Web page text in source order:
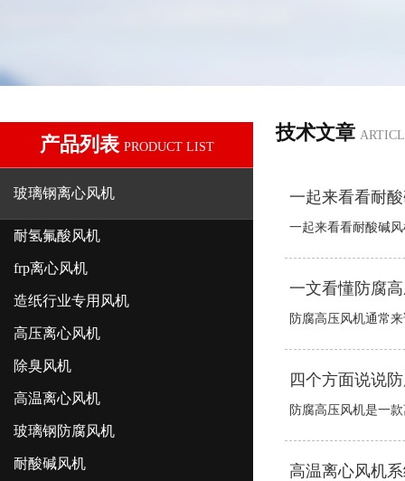
产品列表 PRODUCT LIST
玻璃钢离心风机
耐氢氟酸风机
frp离心风机
造纸行业专用风机
高压离心风机
除臭风机
高温离心风机
玻璃钢防腐风机
耐酸碱风机
技术文章
一起来看看耐
一起来看看耐酸碱
一文看懂防腐
防腐高压风机通常
四个方面说说
防腐高压风机是一
高温离心风机